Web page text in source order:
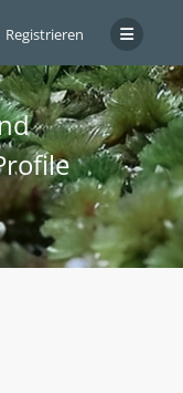
Registrieren